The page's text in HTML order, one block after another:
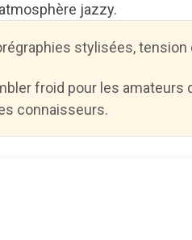
jazzy.
stylisées,
froid pour les
connaisseurs.